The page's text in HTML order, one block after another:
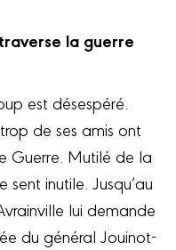
la guerre
est désespéré.
de ses amis ont
Guerre. Mutilé de la
inutile. Jusqu’au
lui demande
du général Jouinot-